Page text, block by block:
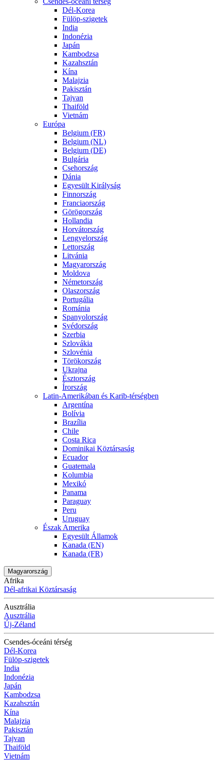
Dél-Korea
Fülöp-szigetek
India
Indonézia
Japán
Kambodzsa
Kazahsztán
Kína
Malajzia
Pakisztán
Tajvan
Thaiföld
Vietnám
Európa
Belgium (FR)
Belgium (NL)
Belgium (DE)
Bulgária
Csehország
Dánia
Egyesült Királyság
Finnország
Franciaország
Görögország
Hollandia
Horvátország
Lengyelország
Lettország
Litvánia
Magyarország
Moldova
Németország
Olaszország
Portugália
Románia
Spanyolország
Svédország
Szerbia
Szlovákia
Szlovénia
Törökország
Ukrajna
Észtország
Írország
Latin-Amerikában és Karib-térségben
Argentína
Bolívia
Brazília
Chile
Costa Rica
Dominikai Köztársaság
Ecuador
Guatemala
Kolumbia
Mexikó
Panama
Paraguay
Peru
Uruguay
Észak Amerika
Egyesült Államok
Kanada (EN)
Kanada (FR)
Magyarország
Afrika
Dél-afrikai Köztársaság
Ausztrália
Ausztrália
Új-Zéland
Csendes-óceáni térség
Dél-Korea
Fülöp-szigetek
India
Indonézia
Japán
Kambodzsa
Kazahsztán
Kína
Malajzia
Pakisztán
Tajvan
Thaiföld
Vietnám